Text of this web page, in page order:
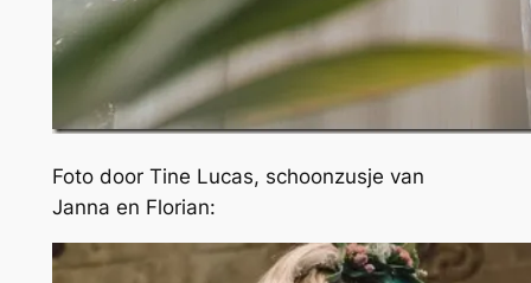
Foto door Tine Lucas, schoonzusje van
Janna en Florian: